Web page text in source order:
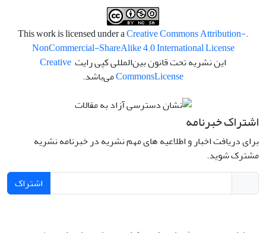
.This work is licensed under a
Creative Commons Attribution-
NonCommercial-ShareAlike 4.0 International License
این نشریه تحت قانون بین‌المللی کپی رایت Creative
CommonsLicense می‌باشد.
اشتراک خبرنامه
برای دریافت اخبار و اطلاعیه های مهم نشریه در خبرنامه نشریه
مشترک شوید.
اشتراک